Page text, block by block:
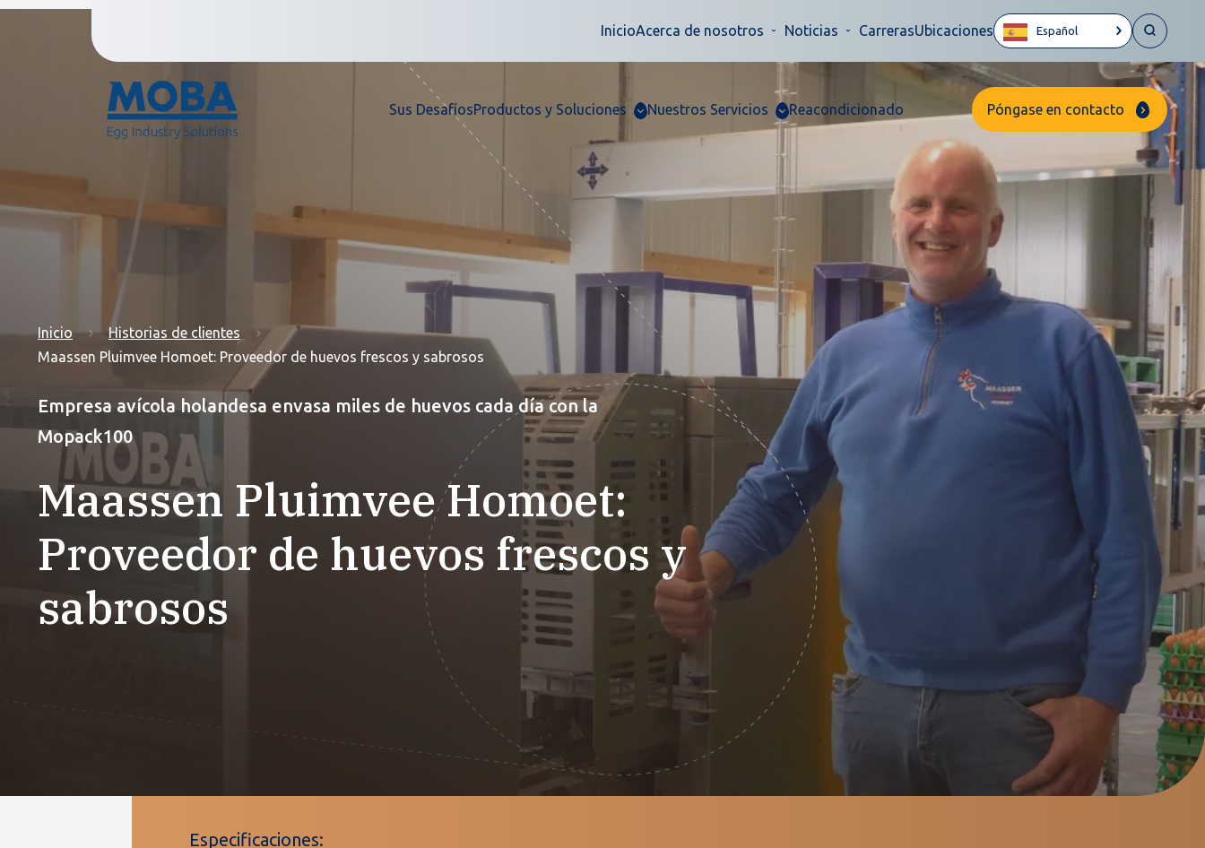
InicioAcerca de nosotros Noticias CarrerasUbicaciones Español
Sus DesafíosProductos y Soluciones Nuestros Servicios Reacondicionado Póngase en contacto
Inicio
Historias de clientes
Maassen Pluimvee Homoet: Proveedor de huevos frescos y sabrosos
Empresa avícola holandesa envasa miles de huevos cada día con la
Mopack100
Maassen Pluimvee Homoet:
Proveedor de huevos frescos y
sabrosos
Especificaciones: